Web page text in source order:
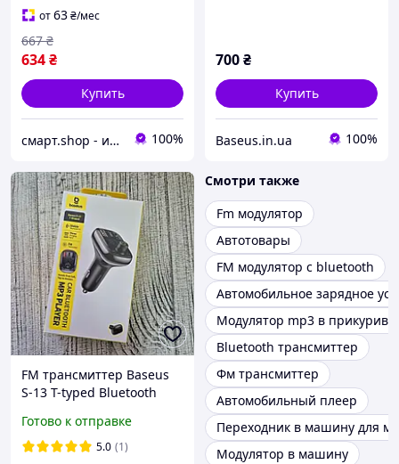
от63₴/мес
634₴
667 ₴
Купить
смарт.shop - интернет магазин электроники 100%
700₴
Купить
Baseus.in.ua 100%
FM трансмиттер Baseus
S-13 T-typed Bluetooth
автомобильный
2USB/Type-C
Готово к отправке
5.0 (1)
Смотри также
Fm модулятор
Автотовары
FM модулятор с bluetooth
Автомобильное зарядное
Модулятор mp3 в
Bluetooth трансмиттер
Фм трансмиттер
Автомобильный плеер
Переходник в машину для
Модулятор в машину